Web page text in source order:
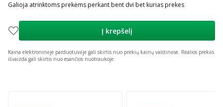
Galioja atrinktoms prekėms perkant bent dvi bet kurias prekes
Į krepšelį
Kaina elektroninėje parduotuvėje gali skirtis nuo prekių kainų vaistinėse. Realios prekės
išvaizda gali skirtis nuo esančios nuotraukoje.